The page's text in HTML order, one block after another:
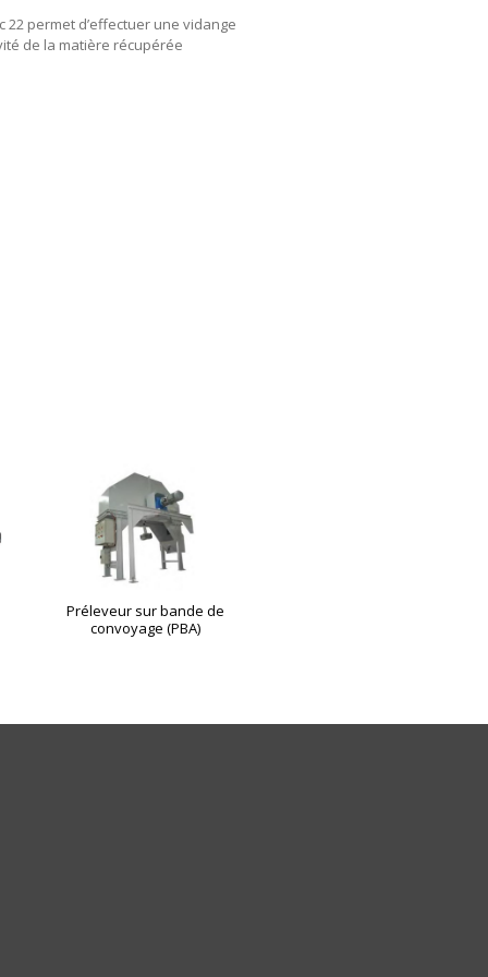
permet d’effectuer une vidange
de la matière récupérée
Préleveur sur bande de
convoyage (PBA)